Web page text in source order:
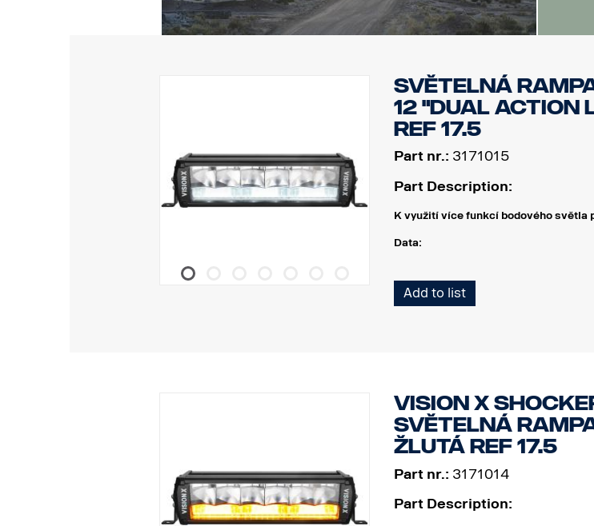
SVĚTELNÁ
12 "DUAL
Ref 17.5
Part nr.: 3171015
Part Description:
K využití více funkcí bodového
Data:
Výška (s držákem): 97 mm
Příkon, záplavový: 70 W
Hrubý světelný tok, záplavový: 3 550 lm
Dosvit, záplavový při 1 lux: 110 m
Add to list
VISION X
SVĚTELNÁ
ŽLUTÁ REF 17.5
Part nr.: 3171014
Part Description: